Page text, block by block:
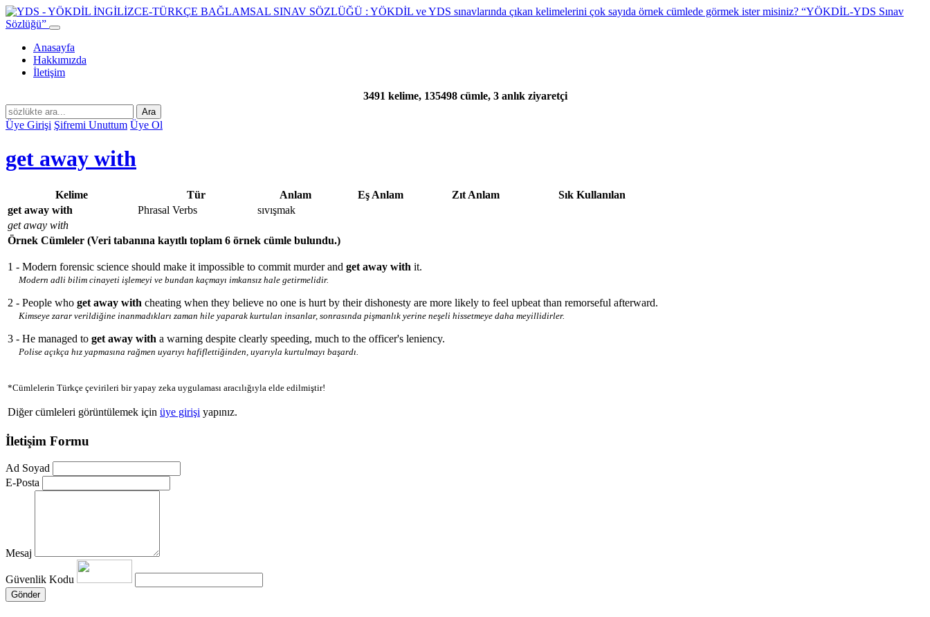
“YÖKDİL-YDS Sınav
Sözlüğü”
Anasayfa
Hakkımızda
İletişim
3491 kelime, 135498 cümle, 3 anlık ziyaretçi
Ara
Üye Girişi Şifremi Unuttum Üye Ol
get away with
Kelime Tür Anlam Eş Anlam Zıt Anlam
Sık Kullanılan
get away with
Phrasal Verbs
sıvışmak
get away with
Örnek Cümleler (Veri tabanına kayıtlı toplam 6 örnek cümle bulundu.)
1 - Modern forensic science should make it impossible to commit murder and get away with it.
Modern adli bilim cinayeti işlemeyi ve bundan kaçmayı imkansız hale getirmelidir.
2 - People who get away with cheating when they believe no one is hurt by their dishonesty are more likely to feel upbeat than remorseful afterward.
Kimseye zarar verildiğine inanmadıkları zaman hile yaparak kurtulan insanlar, sonrasında pişmanlık yerine neşeli hissetmeye daha meyillidirler.
3 - He managed to get away with a warning despite clearly speeding, much to the officer's leniency.
Polise açıkça hız yapmasına rağmen uyarıyı hafiflettiğinden, uyarıyla kurtulmayı başardı.
*Cümlelerin Türkçe çevirileri bir yapay zeka uygulaması aracılığıyla elde edilmiştir!
Diğer cümleleri görüntülemek için üye girişi yapınız.
İletişim Formu
Ad Soyad
E-Posta
Mesaj
Güvenlik Kodu
Gönder